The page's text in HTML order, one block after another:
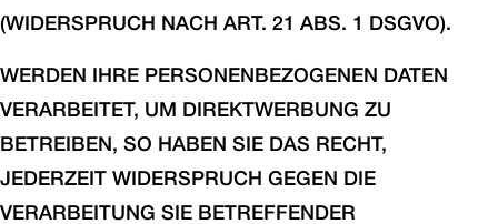
(WIDERSPRUCH NACH ART. 21 ABS. 1 DSGVO).
WERDEN IHRE PERSONENBEZOGENEN DATEN
VERARBEITET, UM DIREKTWERBUNG ZU
BETREIBEN, SO HABEN SIE DAS RECHT,
JEDERZEIT WIDERSPRUCH GEGEN DIE
VERARBEITUNG SIE BETREFFENDER